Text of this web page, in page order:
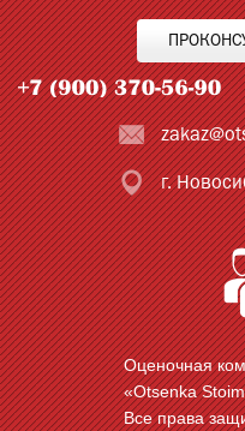
г.
Оценочная
«Otsenka
Все права